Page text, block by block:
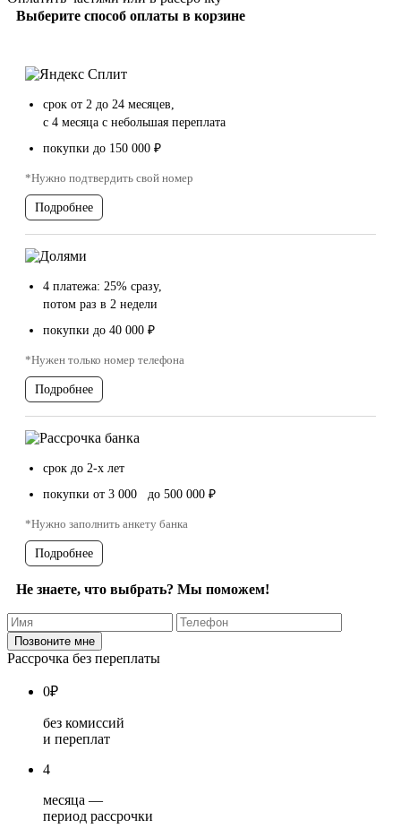
Выберите способ оплаты в корзине
срок от 2 до 24 месяцев,
с 4 месяца с небольшая переплата
покупки до 150 000 ₽
*Нужно подтвердить свой номер
Подробнее
4 платежа: 25% сразу,
потом раз в 2 недели
покупки до 40 000 ₽
*Нужен только номер телефона
Подробнее
срок до 2-х лет
покупки от 3 000 до 500 000 ₽
*Нужно заполнить анкету банка
Подробнее
Не знаете, что выбрать? Мы поможем!
Рассрочка без переплаты
0₽
без комиссий
и переплат
4
месяца —
период рассрочки